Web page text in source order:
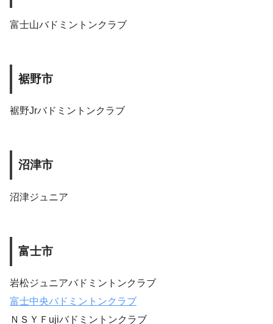
富士山バドミントンクラブ
裾野市
裾野Jrバドミントンクラブ
沼津市
沼津ジュニア
富士市
岩松ジュニアバドミントンクラブ
富士中央バドミントンクラブ
ＮＳＹＦujiバドミントンクラブ